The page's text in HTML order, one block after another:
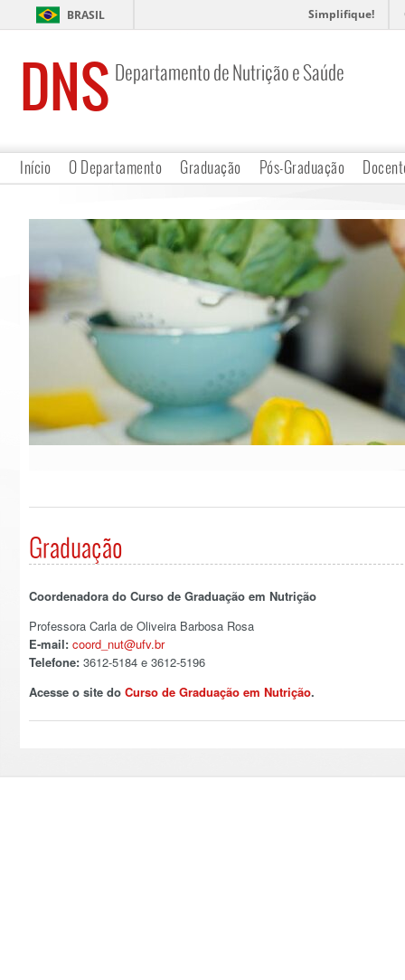
BRASIL Simplifique!
DNS Departamento de Nutrição e Saúde
Início O Departamento Graduação Pós-Graduação
Graduação
Coordenadora do Curso de Graduação em Nutrição
Professora Carla de Oliveira Barbosa Rosa
E-mail: coord_nut@ufv.br
Telefone: 3612-5184 e 3612-5196
Acesse o site do Curso de Graduação em Nutrição.